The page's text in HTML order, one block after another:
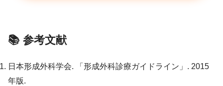
📚 参考文献
日本形成外科学会. 「形成外科診療ガイドライン」. 2015
年版.